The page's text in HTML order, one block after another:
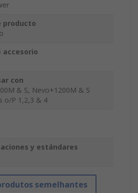
producto
accesorio
con
& S, Nevo+1200M & S
o/P 1,2,3 & 4
y estándares
semelhantes